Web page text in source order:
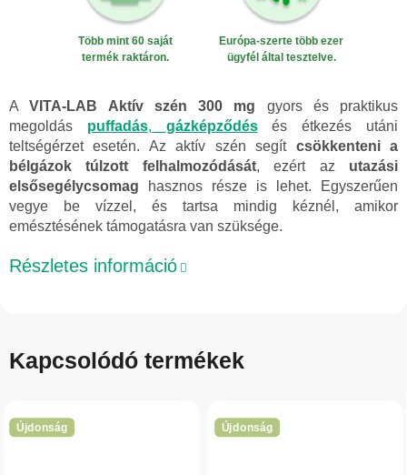
Több mint 60 saját
termék raktáron.
Európa-szerte több ezer
ügyfél által tesztelve.
AVITA-LAB Aktív szén 300 mg gyors és praktikus
megoldás puffadás, gázképződésés étkezés utáni
teltségérzet esetén. Az aktív szén segít csökkenteni a
bélgázok túlzott felhalmozódását, ezért az utazási
elsősegélycsomag hasznos része is lehet. Egyszerűen
vegye be vízzel, és tartsa mindig kéznél, amikor
emésztésének támogatásra van szüksége.
Részletes információ
Kapcsolódó termékek
Újdonság Újdonság